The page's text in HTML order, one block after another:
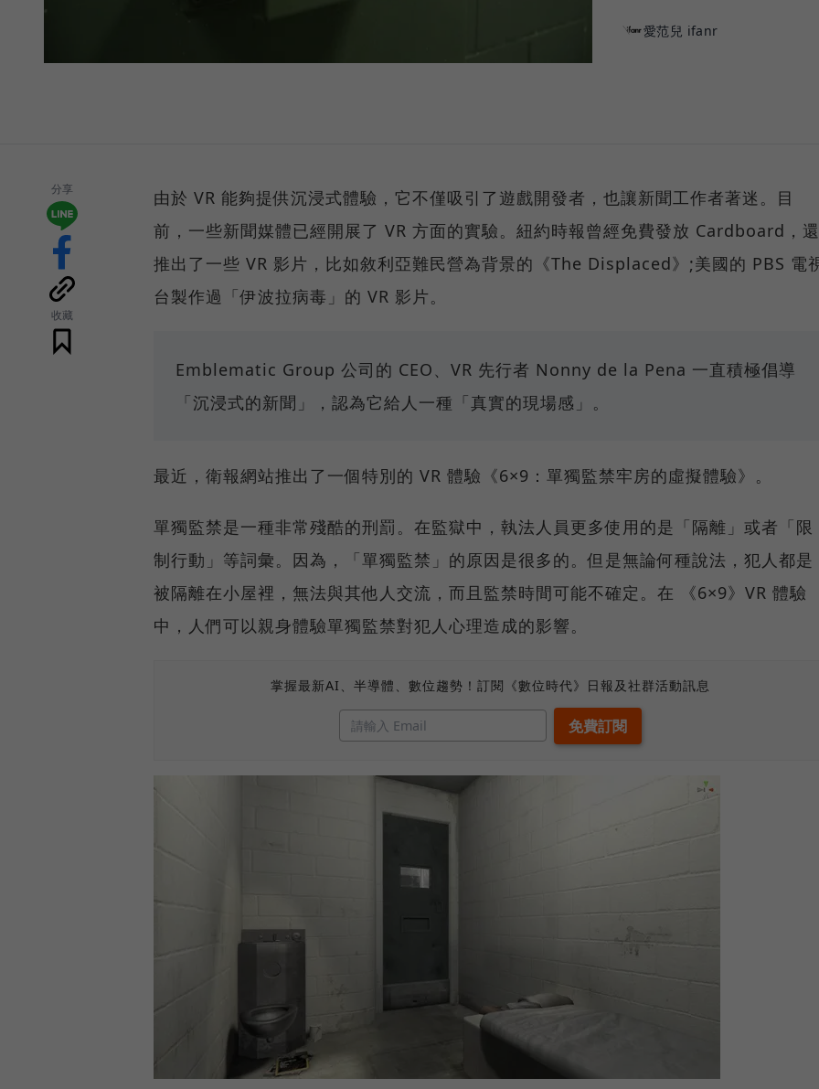
愛范兒 ifanr
分享
收藏
由於 VR 能夠提供沉浸式體驗，它不僅吸引了遊戲開發者，也讓新聞工作者著迷。目
前，一些新聞媒體已經開展了 VR 方面的實驗。紐約時報曾經免費發放 Cardboard，還
推出了一些 VR 影片，比如敘利亞難民營為背景的《The Displaced》;美國的 PBS 電
台製作過「伊波拉病毒」的 VR 影片。
Emblematic Group 公司的 CEO、VR 先行者 Nonny de la Pena 一直積極倡導
「沉浸式的新聞」，認為它給人一種「真實的現場感」。
最近，衛報網站推出了一個特別的 VR 體驗《6×9：單獨監禁牢房的虛擬體驗》。
單獨監禁是一種非常殘酷的刑罰。在監獄中，執法人員更多使用的是「隔離」或者「限
制行動」等詞彙。因為，「單獨監禁」的原因是很多的。但是無論何種說法，犯人都是
被隔離在小屋裡，無法與其他人交流，而且監禁時間可能不確定。在 《6×9》VR 體驗
中，人們可以親身體驗單獨監禁對犯人心理造成的影響。
掌握最新AI、半導體、數位趨勢！訂閱《數位時代》日報及社群活動訊息